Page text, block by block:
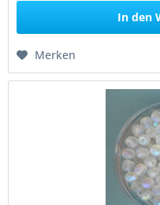
In den
Merken